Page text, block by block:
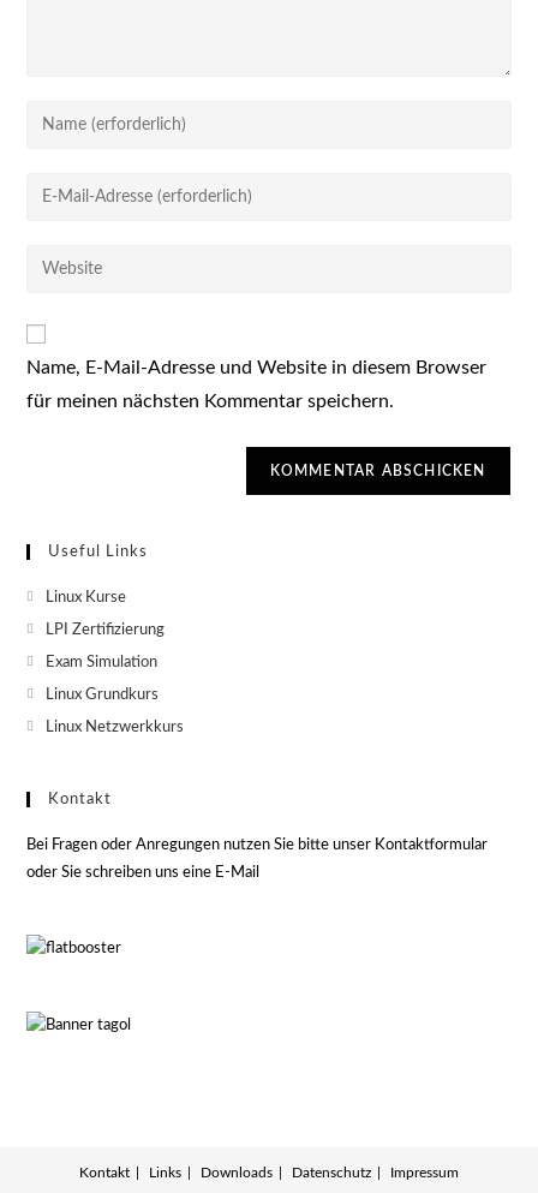
Gib
oder
zum
ein
Gib
Mail-
Kommentieren
ein
Gib
URL
ein
(optional)
Name, E-Mail-Adresse und Website in diesem Browser
für meinen nächsten Kommentar speichern.
Useful Links
Linux Kurse
LPI Zertifizierung
Exam Simulation
Linux Grundkurs
Linux Netzwerkkurs
Kontakt
Bei Fragen oder Anregungen nutzen Sie bitte unser Kontaktformular
oder Sie schreiben uns eine E-Mail
Kontakt Links Downloads Datenschutz Impressum